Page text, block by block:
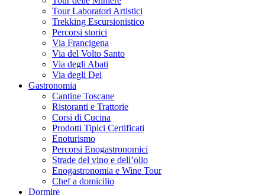
Tour Laboratori Artistici
Trekking Escursionistico
Percorsi storici
Via Francigena
Via del Volto Santo
Via degli Abati
Via degli Dei
Gastronomia
Cantine Toscane
Ristoranti e Trattorie
Corsi di Cucina
Prodotti Tipici Certificati
Enoturismo
Percorsi Enogastronomici
Strade del vino e dell’olio
Enogastronomia e Wine Tour
Chef a domicilio
Dormire